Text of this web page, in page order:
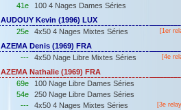
41e
100 4 Nages Dames Séries
AUDOUY Kevin (1996) LUX
25e
4x50 4 Nages Mixtes Séries [1er
AZEMA Denis (1969) FRA
---
4x50 Nage Libre Mixtes Séries [4e
AZEMA Nathalie (1969) FRA
69e
100 Nage Libre Dames Séries
54e
250 Nage Libre Dames Séries
---
4x50 4 Nages Mixtes Séries [3e